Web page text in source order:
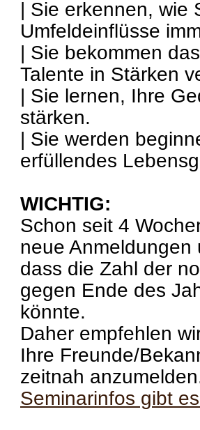
| Sie erkennen, wie
Umfeldeinflüsse
| Sie bekommen
Talente in Stärken
| Sie lernen, Ihre
stärken.
| Sie werden
erfüllendes
WICHTIG:
Schon seit 4
neue
dass die Zahl der
gegen Ende des
könnte.
Daher empfehlen
Ihre Freunde/
zeitnah
Seminarinfos gibt